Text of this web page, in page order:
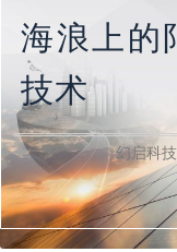
海浪上的
技术
幻启科